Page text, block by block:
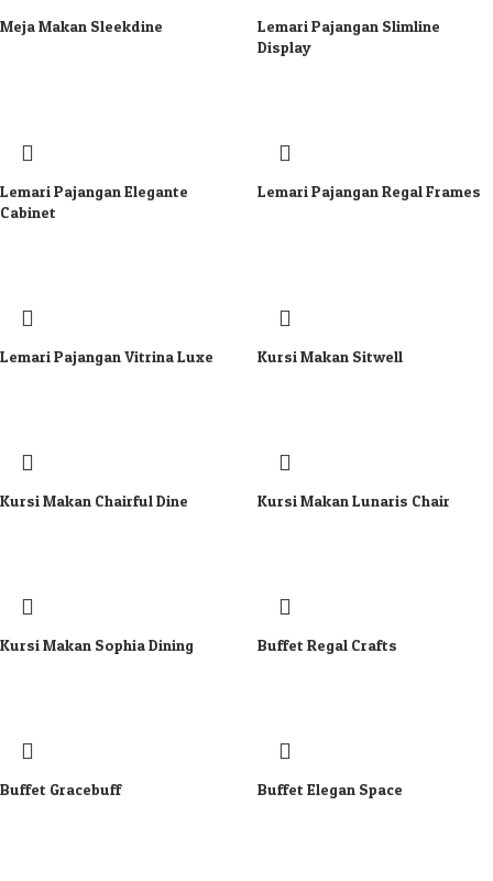
Meja Makan Sleekdine
Lemari Pajangan Slimline
Display
Lemari Pajangan Elegante
Cabinet
Lemari Pajangan Regal Frames
Lemari Pajangan Vitrina Luxe Kursi Makan Sitwell
Kursi Makan Chairful Dine Kursi Makan Lunaris Chair
Kursi Makan Sophia Dining Buffet Regal Crafts
Buffet Gracebuff Buffet Elegan Space